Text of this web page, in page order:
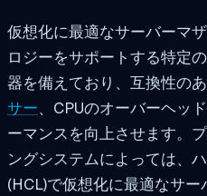
仮想化に最適なサーバーマ
ロジーをサポートする特定
器を備えており、互換性の
サー、CPUのオーバーヘッ
ーマンスを向上させます。
ングシステムによっては、
(HCL)で仮想化に最適なサ